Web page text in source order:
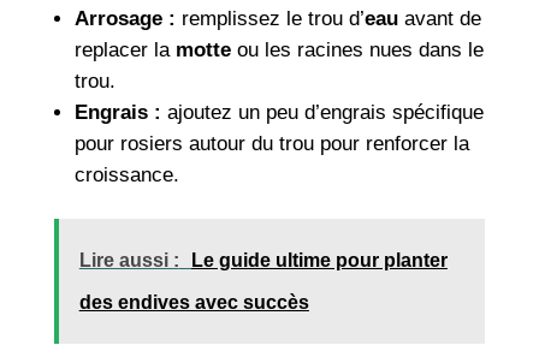
Arrosage : remplissez le trou d’eauavant de
replacer la motteou les racines nues dans le
trou.
Engrais : ajoutez un peu d’engrais spécifique
pour rosiers autour du trou pour renforcer la
croissance.
Lire aussi : Le guide ultime pour planter
des endives avec succès